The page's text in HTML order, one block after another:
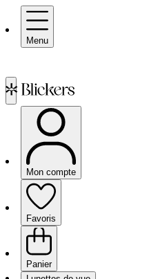
Menu
Mon compte
Favoris
Panier